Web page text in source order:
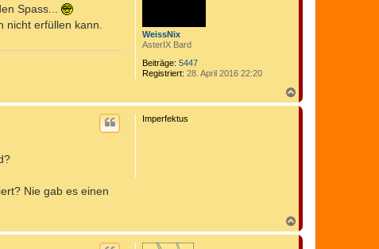
WeissNix
AsterIX Bard
Beiträge: 5447
Registriert: 28. April 2016 22:20
Spass...
erfüllen kann.
a
c
Imperfektus
Nie gab es einen
a
c